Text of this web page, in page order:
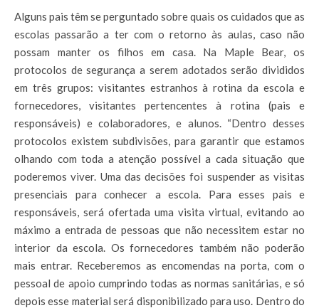
Alguns pais têm se perguntado sobre quais os cuidados que as
escolas passarão a ter com o retorno às aulas, caso não
possam manter os filhos em casa. Na Maple Bear, os
protocolos de segurança a serem adotados serão divididos
em três grupos: visitantes estranhos à rotina da escola e
fornecedores, visitantes pertencentes à rotina (pais e
responsáveis) e colaboradores, e alunos. “Dentro desses
protocolos existem subdivisões, para garantir que estamos
olhando com toda a atenção possível a cada situação que
poderemos viver. Uma das decisões foi suspender as visitas
presenciais para conhecer a escola. Para esses pais e
responsáveis, será ofertada uma visita virtual, evitando ao
máximo a entrada de pessoas que não necessitem estar no
interior da escola. Os fornecedores também não poderão
mais entrar. Receberemos as encomendas na porta, com o
pessoal de apoio cumprindo todas as normas sanitárias, e só
depois esse material será disponibilizado para uso. Dentro do